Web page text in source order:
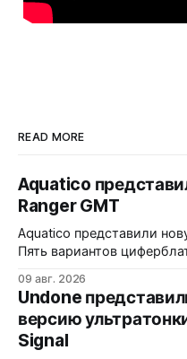
READ MORE
Aquatico
Ranger GMT
Aquatico представили
Пять вариантов
экземпляров каждого
расположена на 4 часах. Водозащита 300 метров.
Сапфировое стекло с
слоев Swiss Super-
09 авг. 2026
Undone
версию
Signal